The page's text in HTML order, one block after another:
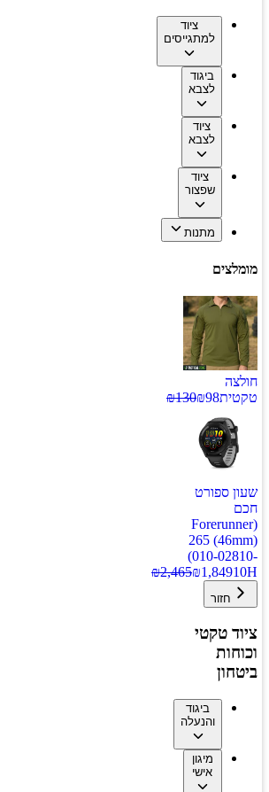
ציוד
למתגייסים
ביגוד
לצבא
ציוד
לצבא
ציוד
שפצור
מתנות
מומלצים
חולצה
טקטית
₪98
₪130
שעון ספורט
חכם
(Forerunner
265 (46mm)
(010-02810-
10H
₪1,849
₪2,465
חזור
ציוד טקטי
וכוחות
ביטחון
ביגוד
והנעלה
מיגון
אישי